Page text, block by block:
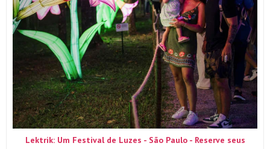
Lektrik: Um Festival de Luzes - São Paulo - Reserve seus